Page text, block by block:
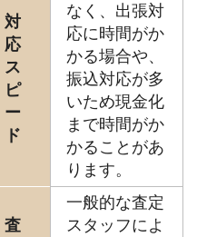
対
応
ス
ピ
ー
ド
なく、出張対
応に時間がか
かる場合や、
振込対応が多
いため現金化
まで時間がか
かることがあ
ります。
査
一般的な査定
スタッフによ